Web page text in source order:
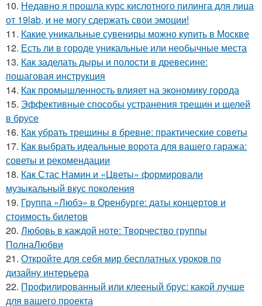
10. Недавно я прошла курс кислотного пилинга для лица
от 19lab, и не могу сдержать свои эмоции!
11. Какие уникальные сувениры можно купить в Москве
12. Есть ли в городе уникальные или необычные места
13. Как заделать дыры и полости в древесине:
пошаговая инструкция
14. Как промышленность влияет на экономику города
15. Эффективные способы устранения трещин и щелей
в брусе
16. Как убрать трещины в бревне: практические советы
17. Как выбрать идеальные ворота для вашего гаража:
советы и рекомендации
18. Как Стас Намин и «Цветы» формировали
музыкальный вкус поколения
19. Группа «Любэ» в Оренбурге: даты концертов и
стоимость билетов
20. Любовь в каждой ноте: Творчество группы
ПолнаЛюбви
21. Откройте для себя мир бесплатных уроков по
дизайну интерьера
22. Профилированный или клееный брус: какой лучше
для вашего проекта